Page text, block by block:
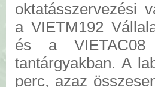
oktatásszervezési
a VIETM192
és a VIETAC08
tantárgyakban. A
perc, azaz